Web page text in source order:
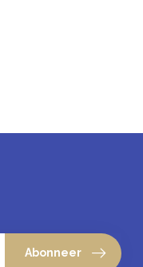
Abonneer